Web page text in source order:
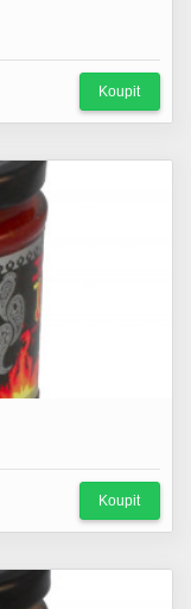
Koupit
Koupit